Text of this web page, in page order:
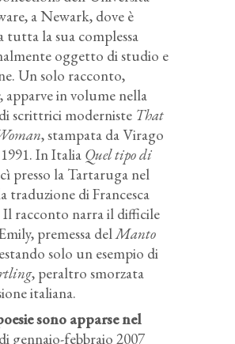
a Newark, dove è
tutta la sua complessa
oggetto di studio e
Un solo racconto,
, apparve in volume nella
scrittrici moderniste That
, stampata da Virago
In Italia Quel tipo di
presso la Tartaruga nel
traduzione di Francesca
Il racconto narra il difficile
premessa delManto
solo un esempio di
, peraltro smorzata
italiana.
sono apparse nel
gennaio-febbraio 2007